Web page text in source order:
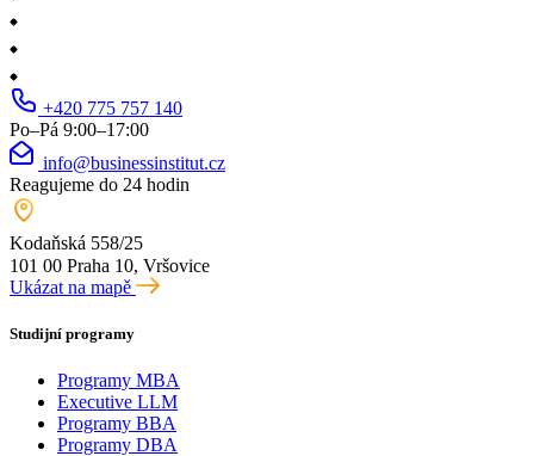
+420 775 757 140
Po–Pá 9:00–17:00
info@businessinstitut.cz
Reagujeme do 24 hodin
Kodaňská 558/25
101 00 Praha 10, Vršovice
Ukázat na mapě
Studijní programy
Programy MBA
Executive LLM
Programy BBA
Programy DBA